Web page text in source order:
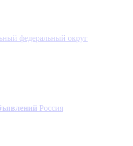
федеральный округ
Россия